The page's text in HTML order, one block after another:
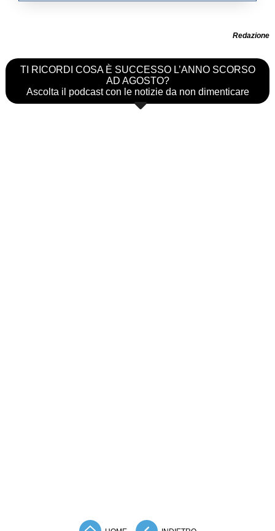
Redazione
TI RICORDI COSA È SUCCESSO L’ANNO SCORSO
AD AGOSTO?
Ascolta il podcast con le notizie da non dimenticare